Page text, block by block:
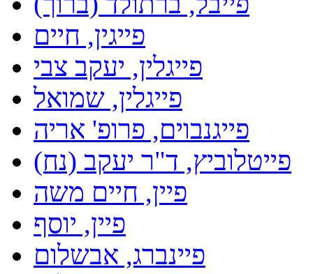
פייגין, חיים
פייגלין, יעקב צבי
פייגלין, שמואל
פייגנבוים, פרופ' אריה
פייטלוביץ, ד"ר יעקב (נח)
פיין, חיים משה
פיין, יוסף
פיינברג, אבשלום